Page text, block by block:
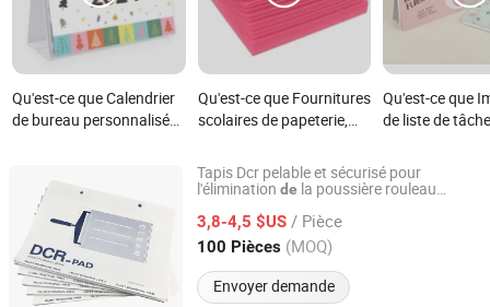
Qu'est-ce que Calendrier
de bureau personnalisé
notes autocollants
Qu'est-ce que Fournitures
scolaires de papeterie,
personnalisés,
impression de livres de
Qu'est-ce que
de liste de
mémos
impression de
Tapis Dcr pelable et sécurisé pour
l'élimination de la poussière rouleau
3,8-4,5 $US / Pièce
100 Pièces (MOQ)
Envoyer demande
Xiamen Qianyu Technology Co., Ltd.
Fujian, China Depuis 2019